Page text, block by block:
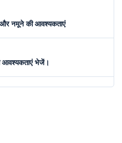
और नमूने की आवश्यकताएं
आवश्यकताएं भेजें।